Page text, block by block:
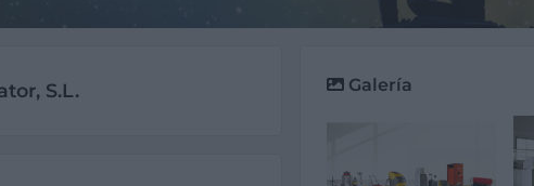
S.L. Galería